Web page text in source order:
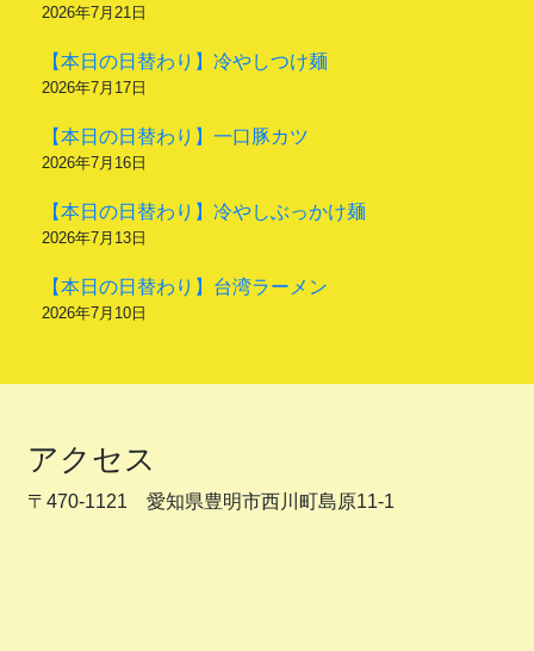
2026年7月21日
【本日の日替わり】冷やしつけ麺
2026年7月17日
【本日の日替わり】一口豚カツ
2026年7月16日
【本日の日替わり】冷やしぶっかけ麺
2026年7月13日
【本日の日替わり】台湾ラーメン
2026年7月10日
アクセス
〒470-1121 愛知県豊明市西川町島原11-1